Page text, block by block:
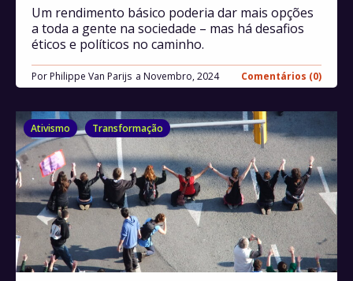
Por Philippe Van Parijs Novembro, 2024 Comentários (0)
Um rendimento básico poderia dar mais opções
a toda a gente na sociedade – mas há desafios
éticos e políticos no caminho.
Ativismo Transformação